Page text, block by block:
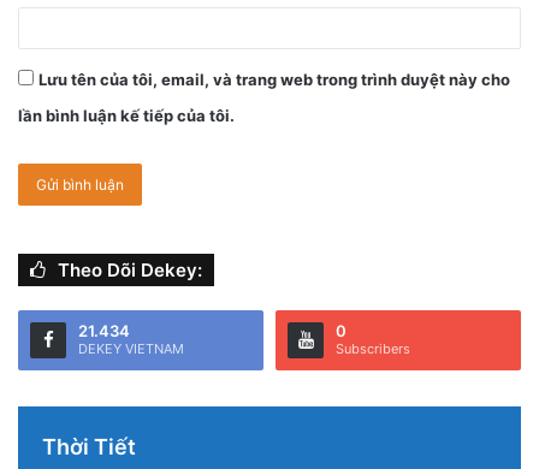
Lưu tên của tôi, email, và trang web trong trình duyệt này cho
lần bình luận kế tiếp của tôi.
Theo Dõi Dekey:
21.434
DEKEY VIETNAM
0
Subscribers
Thời Tiết